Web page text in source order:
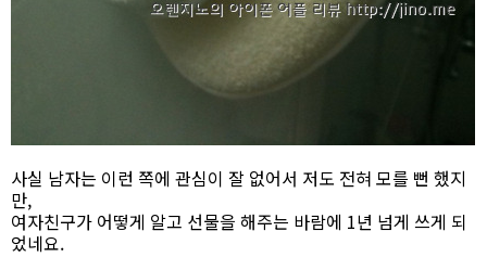
사실 남자는 이런 쪽에 관심이 잘 없어서 저도 전혀 모를 뻔 했지
만,
여자친구가 어떻게 알고 선물을 해주는 바람에 1년 넘게 쓰게 되
었네요.